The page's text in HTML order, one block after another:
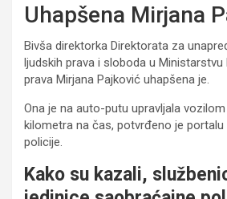
Uhapšena Mirjana
Bivša direktorka Direktorata za
ljudskih prava i sloboda u Ministarstvu
prava Mirjana Pajković uhapšena je.
Ona je na auto-putu upravljala
kilometra na čas, potvrđeno je portalu
policije.
Kako su kazali,